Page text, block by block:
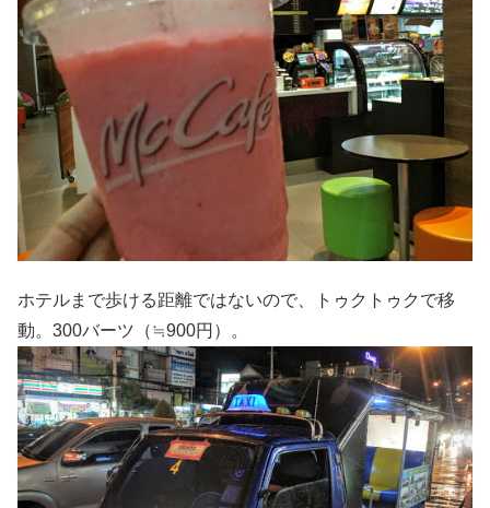
ホテルまで歩ける距離ではないので、トゥクトゥクで移
動。300バーツ（≒900円）。